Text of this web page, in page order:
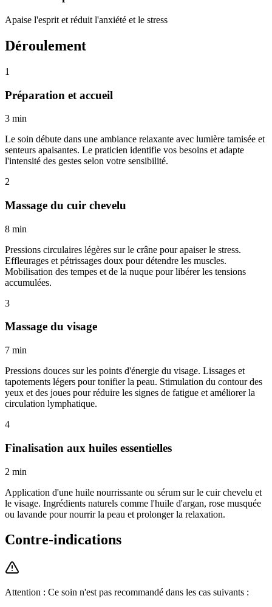
Apaise l'esprit et réduit l'anxiété et le stress
Déroulement
1
Préparation et accueil
3 min
Le soin débute dans une ambiance relaxante avec lumière tamisée et
senteurs apaisantes. Le praticien identifie vos besoins et adapte
l'intensité des gestes selon votre sensibilité.
2
Massage du cuir chevelu
8 min
Pressions circulaires légères sur le crâne pour apaiser le stress.
Effleurages et pétrissages doux pour détendre les muscles.
Mobilisation des tempes et de la nuque pour libérer les tensions
accumulées.
3
Massage du visage
7 min
Pressions douces sur les points d'énergie du visage. Lissages et
tapotements légers pour tonifier la peau. Stimulation du contour des
yeux et des joues pour réduire les signes de fatigue et améliorer la
circulation lymphatique.
4
Finalisation aux huiles essentielles
2 min
Application d'une huile nourrissante ou sérum sur le cuir chevelu et
le visage. Ingrédients naturels comme l'huile d'argan, rose musquée
ou lavande pour nourrir la peau et prolonger la relaxation.
Contre-indications
Attention : Ce soin n'est pas recommandé dans les cas suivants :